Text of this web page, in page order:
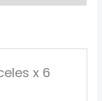
x 6